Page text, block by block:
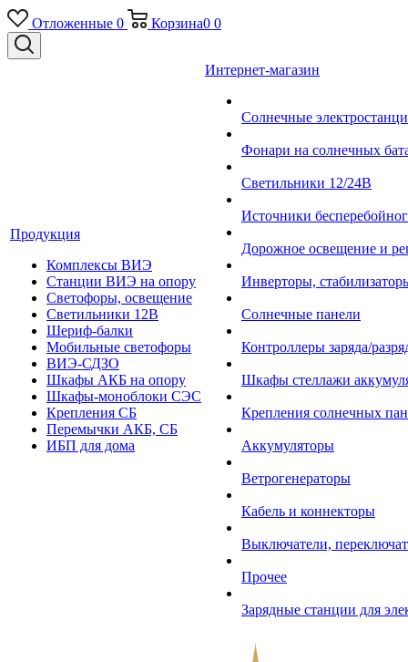
Отложенные 0 Корзина0 0
Продукция
Комплексы ВИЭ
Станции ВИЭ на опору
Светофоры, освещение
Светильники 12В
Шериф-балки
Мобильные светофоры
ВИЭ-СДЗО
Шкафы АКБ на опору
Шкафы-моноблоки СЭС
Крепления СБ
Перемычки АКБ, СБ
ИБП для дома
Интернет-магазин
Солнечные
Фонари на солнечных
Светильники 12/24В
Источники
Дорожное освещение и
Инверторы,
Солнечные панели
Контроллеры заряда/
Шкафы стеллажи
Крепления солнечных
Аккумуляторы
Ветрогенераторы
Кабель и коннекторы
Выключатели,
Прочее
Зарядные станции для